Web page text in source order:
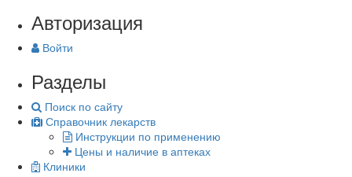
Авторизация
Войти
Разделы
Поиск по сайту
Справочник лекарств
Инструкции по применению
Цены и наличие в аптеках
Клиники